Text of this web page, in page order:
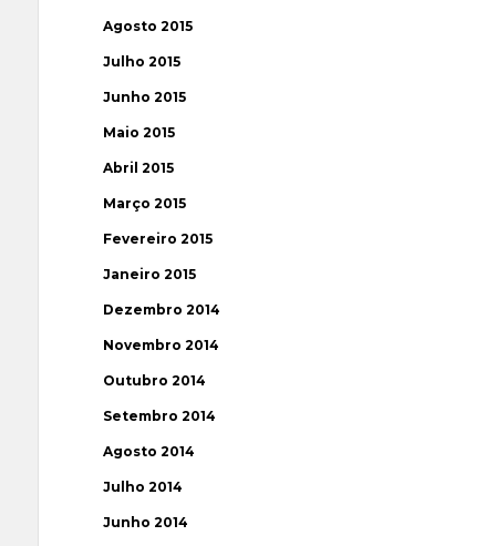
Agosto 2015
Julho 2015
Junho 2015
Maio 2015
Abril 2015
Março 2015
Fevereiro 2015
Janeiro 2015
Dezembro 2014
Novembro 2014
Outubro 2014
Setembro 2014
Agosto 2014
Julho 2014
Junho 2014